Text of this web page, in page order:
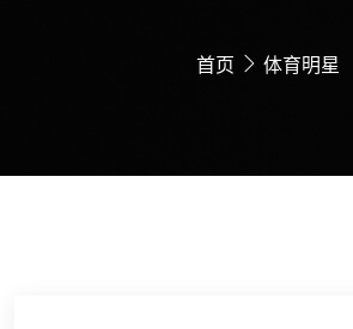
首页 体育明星